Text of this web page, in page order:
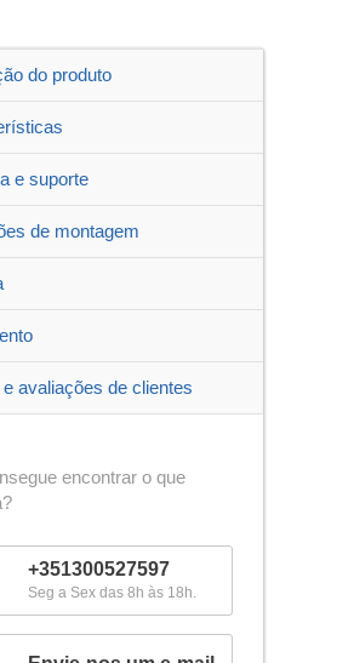
do produto
e suporte
de montagem
avaliações de clientes
encontrar o que
+351300527597
Seg a Sex das 8h às 18h.